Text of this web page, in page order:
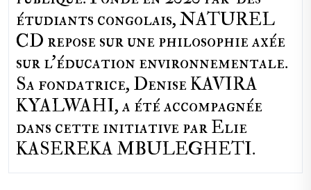
étudiants congolais, NATUREL
CD repose sur une philosophie axée
sur l'éducation environnementale.
Sa fondatrice, Denise KAVIRA
KYALWAHI, a été accompagnée
dans cette initiative par Elie
KASEREKA MBULEGHETI.